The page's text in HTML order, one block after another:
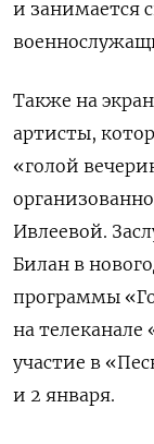
и занимается
Также на
артисты,
«голой
Ивлеевой.
Билан в
программы
на телеканале
участие в
и 2 января.